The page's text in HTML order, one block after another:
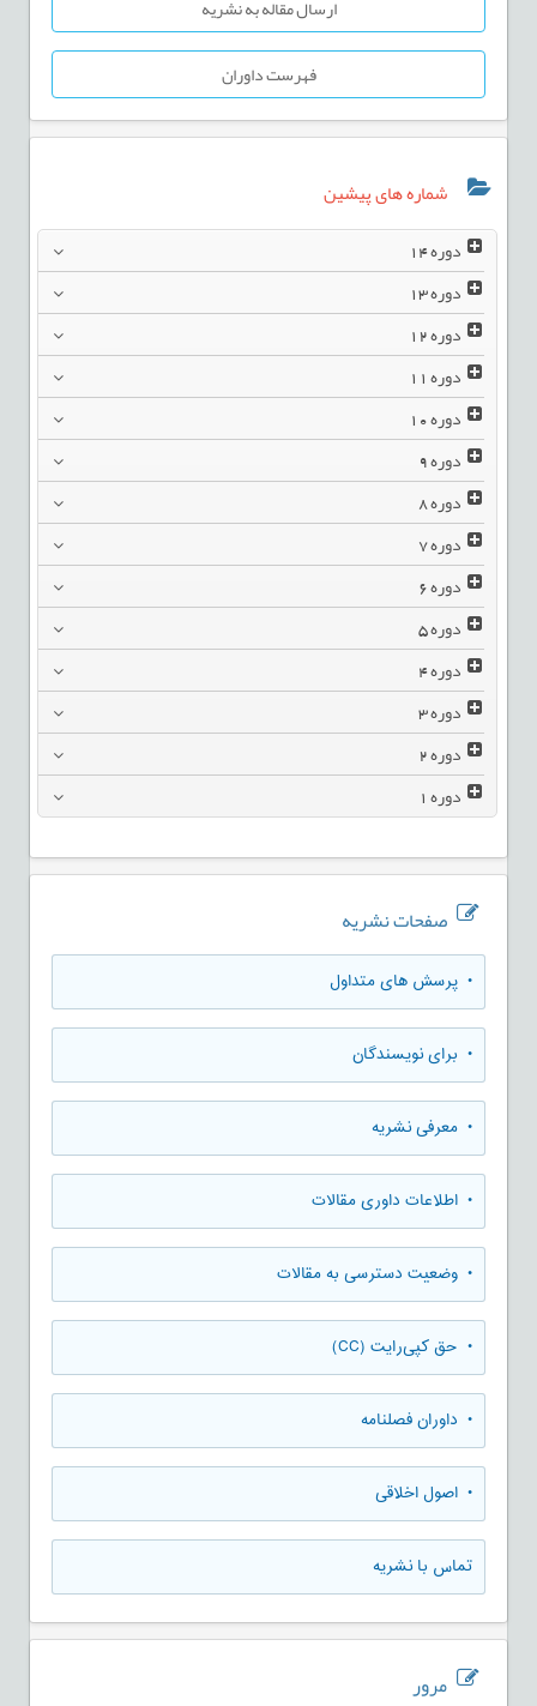
ارسال مقاله به نشریه
فهرست داوران
شماره های پیشین
دوره14
دوره13
دوره12
دوره11
دوره10
دوره9
دوره8
دوره7
دوره6
دوره5
دوره4
دوره3
دوره2
دوره1
صفحات نشریه
• پرسش های متداول
• برای نویسندگان
• معرفی نشریه
• اطلاعات داوری مقالات
• وضعیت دسترسی به مقالات
• حق کپی‌رایت (CC)
• داوران فصلنامه
• اصول اخلاقی
تماس با نشریه
مرور